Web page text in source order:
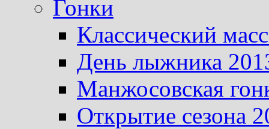
Гонки
Классический
День лыжника
Манжосовская
Открытие сезона